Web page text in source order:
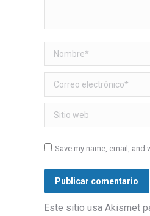
Nombre *
Correo electrónico *
Sitio web
Save my name, email,
Publicar comentario
Este sitio usa Akismet